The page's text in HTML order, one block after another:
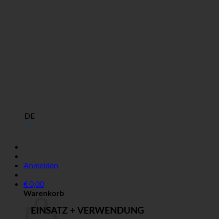
DE
Anmelden
€0,00
Warenkorb
EINSATZ + VERWENDUNG